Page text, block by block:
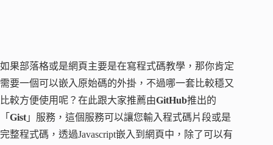
如果部落格或是網頁主要是在寫程式碼教學，那你肯定
需要一個可以嵌入原始碼的外掛，不過哪一套比較穩又
比較方便使用呢？在此跟大家推薦由GitHub推出的
「 Gist 」服務，這個服務可以讓您輸入程式碼片段或是
完整程式碼，透過Javascript嵌入到網頁中，除了可以有